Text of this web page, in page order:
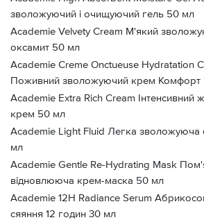
зволожуючий і очищуючий гель 50 мл
Academie Velvety Cream М'який
оксамит 50 мл
Academie Creme Onctueuse Hydratation
Поживний зволожуючий крем Комфорт
Academie Extra Rich Cream Інтенсивний
крем 50 мл
Academie Light Fluid Легка зволожуюча
мл
Academie Gentle Re-Hydrating Mask
відновлююча крем-маска 50 мл
Academie 12H Radiance Serum
сяяння 12 годин 30 мл